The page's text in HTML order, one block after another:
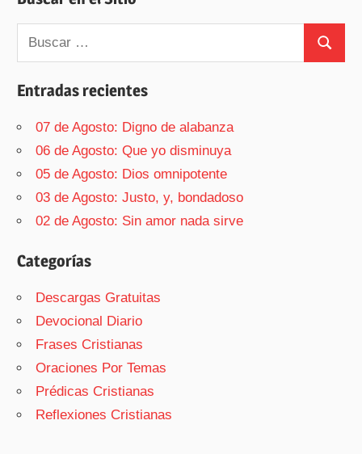
Buscar:
Buscar
Entradas recientes
07 de Agosto: Digno de alabanza
06 de Agosto: Que yo disminuya
05 de Agosto: Dios omnipotente
03 de Agosto: Justo, y, bondadoso
02 de Agosto: Sin amor nada sirve
Categorías
Descargas Gratuitas
Devocional Diario
Frases Cristianas
Oraciones Por Temas
Prédicas Cristianas
Reflexiones Cristianas